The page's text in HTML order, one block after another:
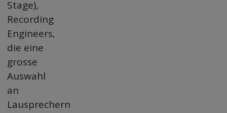
Stage),
Recording
Engineers,
die eine
grosse
Auswahl
an
Lausprechern